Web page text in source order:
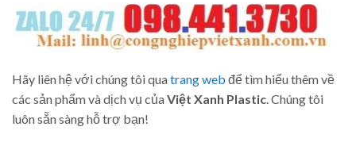
Hãy liên hệ với chúng tôi quatrang web để tìm hiểu thêm về
các sản phẩm và dịch vụ củaViệt Xanh Plastic. Chúng tôi
luôn sẵn sàng hỗ trợ bạn!